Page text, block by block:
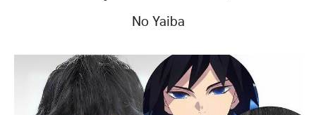
No Yaiba